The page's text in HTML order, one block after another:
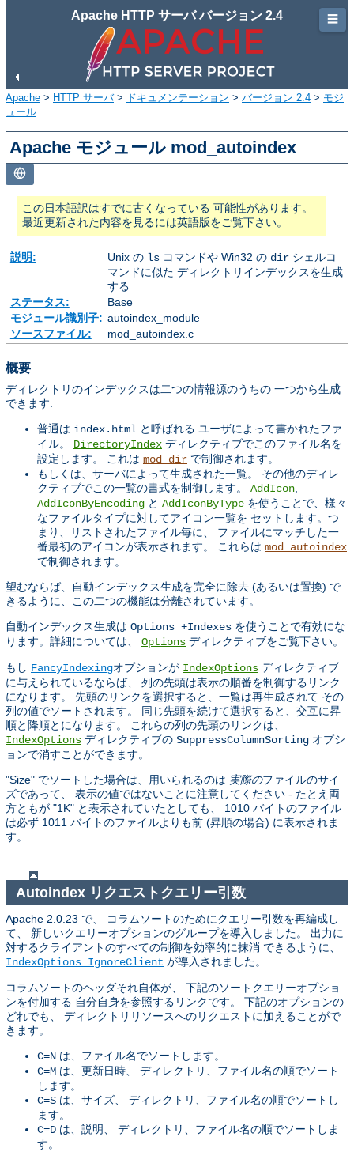
Apache HTTP サーバ バージョン 2.4
Apache > HTTP サーバ> ドキュメンテーション > バージョン 2.4 > モジ
ュール
Apache モジュール mod_autoindex
この日本語訳はすでに古くなっている 可能性があります。
最近更新された内容を見るには英語版をご覧下さい。
説明: Unix の lsコマンドや Win32 の dirシェルコ
マンドに似た ディレクトリインデックスを生成
する
ステータス:
Base
モジュール識別子: autoindex_module
ソースファイル:
mod_autoindex.c
概要
ディレクトリのインデックスは二つの情報源のうちの 一つから生成
できます:
普通は index.html と呼ばれる ユーザによって書かれたファ
イル。 DirectoryIndex ディレクティブでこのファイル名を
設定します。 これは mod_dir で制御されます。
もしくは、サーバによって生成された一覧。 その他のディレ
クティブでこの一覧の書式を制御します。 AddIcon
AddIconByEncoding と AddIconByType を使うことで、様々
なファイルタイプに対してアイコン一覧を セットします。つ
まり、リストされたファイル毎に、 ファイルにマッチした一
番最初のアイコンが表示されます。 これらは mod_autoindex
で制御されます。
望むならば、自動インデックス生成を完全に除去 (あるいは置換) で
きるように、この二つの機能は分離されています。
自動インデックス生成は Options +Indexes を使うことで有効にな
ります。詳細については、 Options ディレクティブをご覧下さい。
もし FancyIndexingオプションが IndexOptions ディレクティブ
に与えられているならば、 列の先頭は表示の順番を制御するリンク
になります。 先頭のリンクを選択すると、一覧は再生成されて その
列の値でソートされます。 同じ先頭を続けて選択すると、交互に昇
順と降順とになります。 これらの列の先頭のリンクは、
IndexOptions ディレクティブの SuppressColumnSorting オプシ
ョンで消すことができます。
"Size" でソートした場合は、用いられるのは 実際のファイルのサイ
ズであって、 表示の値ではないことに注意してください - たとえ両
方ともが "1K" と表示されていたとしても、 1010 バイトのファイル
は必ず 1011 バイトのファイルよりも前 (昇順の場合) に表示されま
す。
Autoindex リクエストクエリー引数
Apache 2.0.23 で、 コラムソートのためにクエリー引数を再編成し
て、 新しいクエリーオプションのグループを導入しました。 出力に
対するクライアントのすべての制御を効率的に抹消 できるように、
IndexOptions IgnoreClient が導入されました。
コラムソートのヘッダそれ自体が、 下記のソートクエリーオプショ
ンを付加する 自分自身を参照するリンクです。 下記のオプションの
どれでも、 ディレクトリリソースへのリクエストに加えることがで
きます。
C=N は、ファイル名でソートします。
C=M は、更新日時、 ディレクトリ、ファイル名の順でソート
します。
C=S は、サイズ、 ディレクトリ、ファイル名の順でソートし
ます。
C=D は、説明、 ディレクトリ、ファイル名の順でソートしま
す。
☰